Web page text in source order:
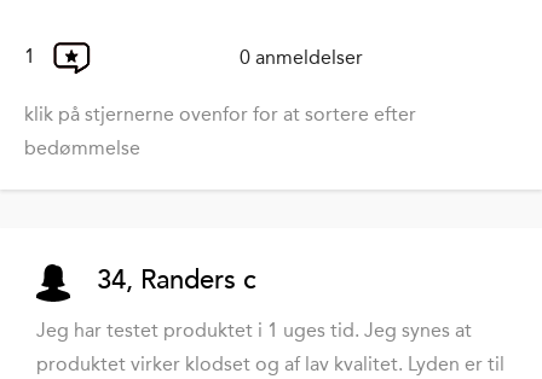
1 0 anmeldelser
klik på stjernerne ovenfor for at sortere efter
bedømmelse
34, Randers c
Jeg har testet produktet i 1 uges tid. Jeg synes at
produktet virker klodset og af lav kvalitet. Lyden er til